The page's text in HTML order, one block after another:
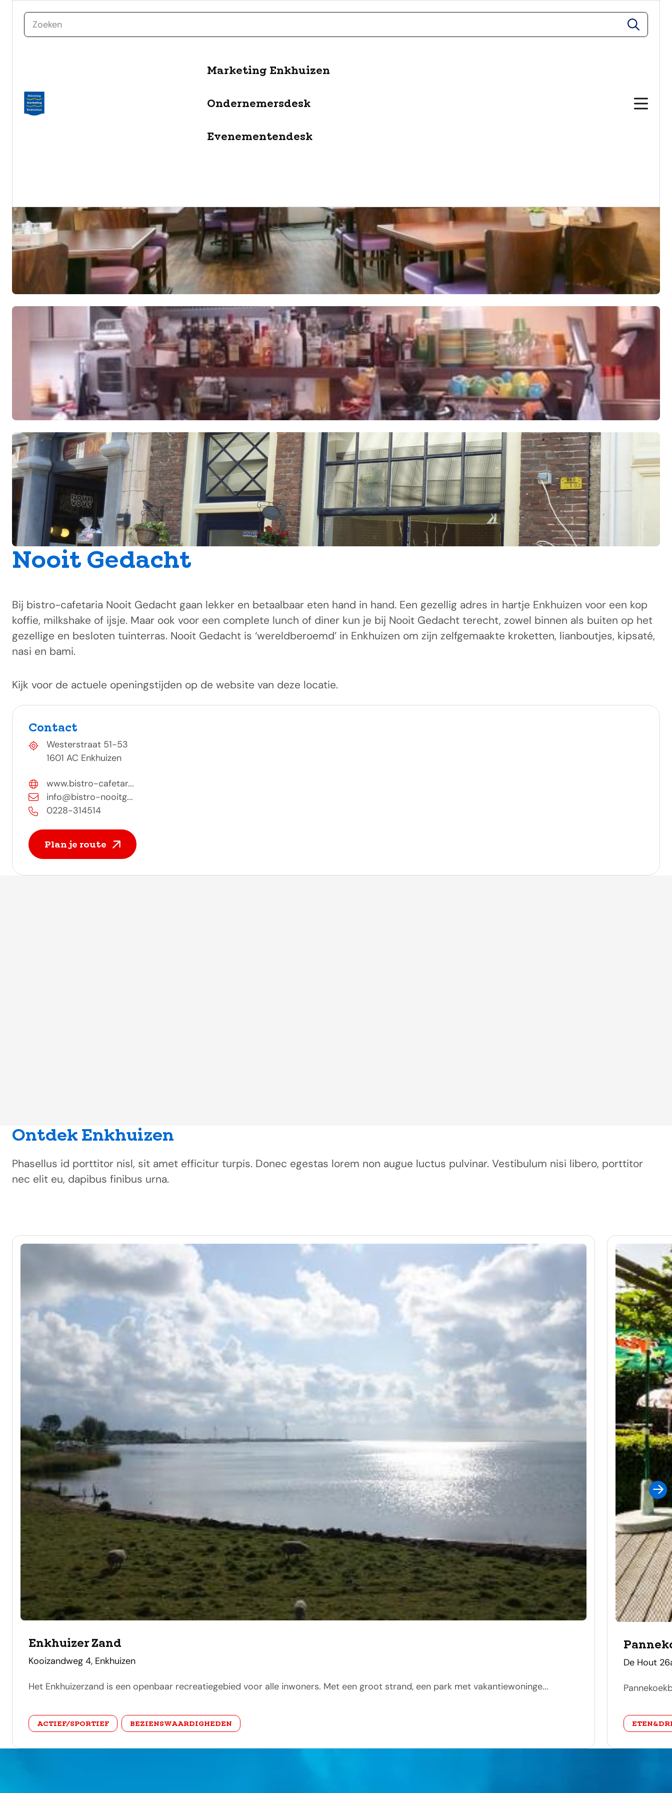
Marketing Enkhuizen
Ondernemersdesk
Evenementendesk
zoeken
zoeken
Nooit Gedacht
Bij bistro-cafetaria Nooit Gedacht gaan lekker en betaalbaar eten hand in hand. Een gezellig adres in hartje Enkhuizen voor een kop
koffie, milkshake of ijsje. Maar ook voor een complete lunch of diner kun je bij Nooit Gedacht terecht, zowel binnen als buiten op het
gezellige en besloten tuinterras. Nooit Gedacht is ‘wereldberoemd’ in Enkhuizen om zijn zelfgemaakte kroketten, lianboutjes, kipsaté,
nasi en bami.
Kijk voor de actuele openingstijden op de website van deze locatie.
Contact
Westerstraat 51-53
1601 AC Enkhuizen
www.bistro-cafetar...
info@bistro-nooitg...
0228-314514
Plan je route
Ontdek Enkhuizen
Phasellus id porttitor nisl, sit amet efficitur turpis. Donec egestas lorem non augue luctus pulvinar. Vestibulum nisi libero, porttitor
nec elit eu, dapibus finibus urna.
Enkhuizer Zand
adres
Kooizandweg 4, Enkhuizen
Het Enkhuizerzand is een openbaar recreatiegebied voor alle inwoners. Met een groot strand, een park met vakantiewoninge...
categorie
ACTIEF/SPORTIEF BEZIENSWAARDIGHEDEN
adres
De Hout
categorie